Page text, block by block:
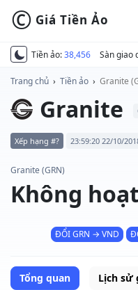
Tiền ảo:38,456 Sàn giao
© Giá Tiền Ảo
Trang chủ › Tiền ảo › Granite
Granite
Xếp hạng #? 23:59:20 22/10/
Granite (GRN)
Không
ĐỔI GRN → VND
Tổng quan Lịch sử